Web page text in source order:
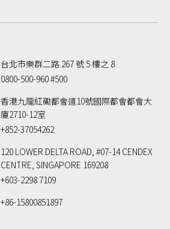
台北市樂群二路 267 號 5 樓之 8
0800-500-960 #500
香港九龍紅磡都會道10號國際都會都會大
廈2710-12室
+852-37054262
120 LOWER DELTA ROAD, #07-14 CENDEX
CENTRE, SINGAPORE 169208
+603-2298 7109
+86-15800851897